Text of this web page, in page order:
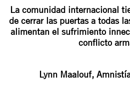
La comunidad internacional
de cerrar las puertas a todas
alimentan el sufrimiento
conflicto
Lynn Maalouf,